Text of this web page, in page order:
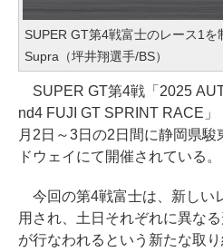
SUPER GT第4戦富士のレース1
Supra（坪井翔選手/BS）
SUPER GT第4戦「2025
nd4 FUJI GT SPRINT RACE
月2日～3日の2日間に静岡県
ドウェイにて開催されている。
今回の第4戦富士は、新しい
用され、土日それぞれに異な
が行なわれるという新たな取